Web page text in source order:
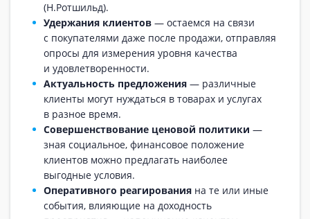
(Н.Ротшильд).
Удержания клиентов — остаемся на связи
с покупателями даже после продажи, отправляя
опросы для измерения уровня качества
и удовлетворенности.
Актуальность предложения — различные
клиенты могут нуждаться в товарах и услугах
в разное время.
Совершенствование ценовой политики —
зная социальное, финансовое положение
клиентов можно предлагать наиболее
выгодные условия.
Оперативного реагирования на те или иные
события, влияющие на доходность